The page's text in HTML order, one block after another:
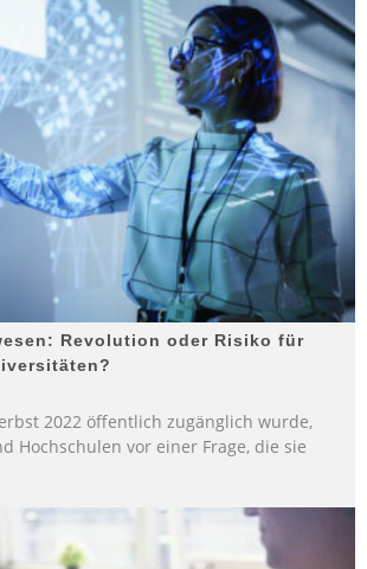
Revolution oder Risiko für
2022 öffentlich zugänglich wurde,
Hochschulen vor einer Frage, die sie